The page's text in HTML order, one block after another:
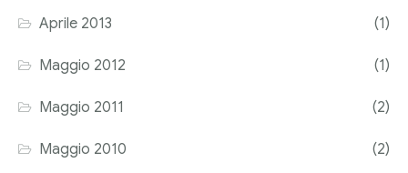
Aprile 2013 (1)
Maggio 2012 (1)
Maggio 2011 (2)
Maggio 2010 (2)